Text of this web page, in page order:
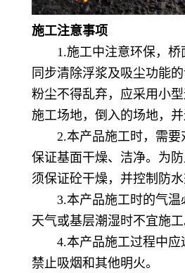
施工注意事项
1.施工中注意环保，桥
同步清除浮浆及吸尘功能
粉尘不得乱弃，应采用小
施工场地，倒入的场地，并
2.本产品施工时，需要
保证基面干燥、洁净。为
须保证砼干燥，并控制防
3.本产品施工时的气温
天气或基层潮湿时不宜施工
4.本产品施工过程中应
禁止吸烟和其他明火。